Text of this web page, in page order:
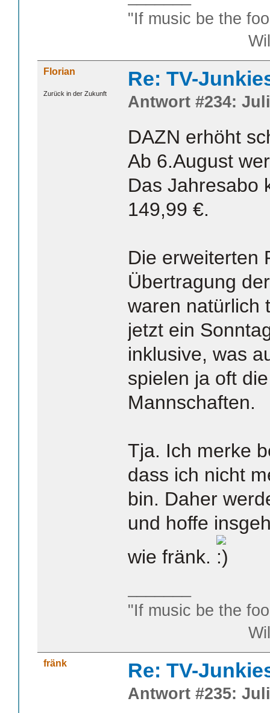
"If music be the
William
Florian
Zurück in der Zukunft
Re: TV-
Antwort #234:
DAZN erhöht
Ab 6.August
Das Jahresabo
149,99 €.
Die erweiterten
Übertragung
waren natürlich
jetzt ein
inklusive, was
spielen ja oft
Mannschaften.
Tja. Ich merke
dass ich nicht
bin. Daher
und hoffe
wie fränk.
"If music be the
William
fränk Re: TV-
Antwort #235: